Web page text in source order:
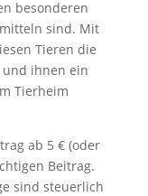
besonderen
sind. Mit
Tieren die
und ihnen ein
Tierheim
ab 5 € (oder
Beitrag.
sind steuerlich